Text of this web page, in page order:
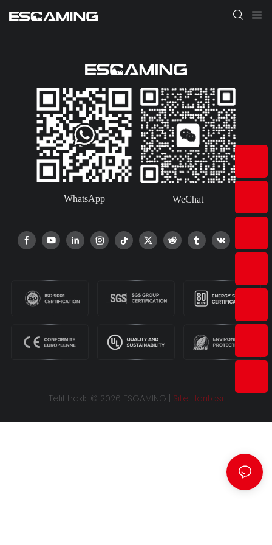
WhatsApp WeChat
Telif hakkı © 2026 ESGAMING | Site Haritası